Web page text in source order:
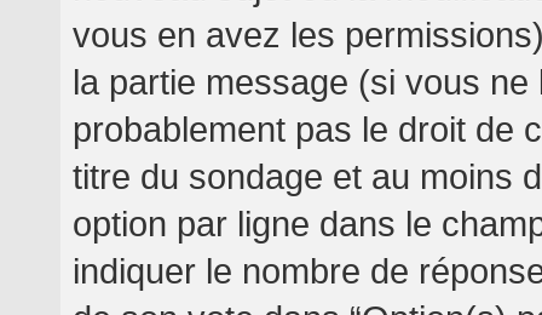
vous en avez les
la partie message (si vous ne
probablement pas le droit de
titre du sondage et au moins
option par ligne dans le
indiquer le nombre de